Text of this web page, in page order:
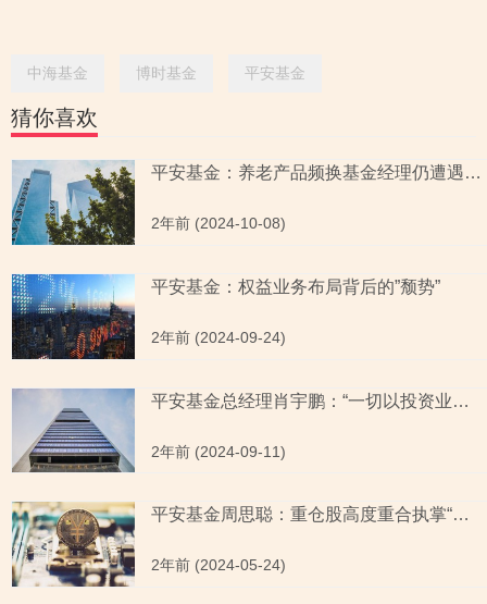
中海基金 博时基金 平安基金
猜你喜欢
平安基金：养老产品频换基金经理仍遭遇清盘 大股东平安信托陷延期兑付“风波”
2年前 (2024-10-08)
平安基金：权益业务布局背后的”颓势”
2年前 (2024-09-24)
平安基金总经理肖宇鹏：“一切以投资业绩出发”或成空话
2年前 (2024-09-11)
平安基金周思聪：重仓股高度重合执掌“迷你基” 任职回报率告负再出新股基
2年前 (2024-05-24)